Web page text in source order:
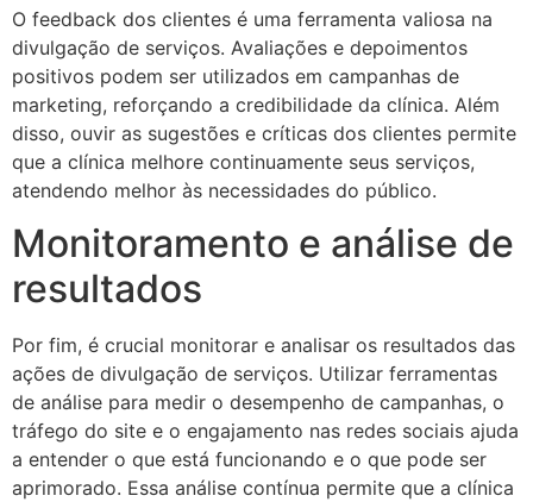
O feedback dos clientes é uma ferramenta valiosa na
divulgação de serviços. Avaliações e depoimentos
positivos podem ser utilizados em campanhas de
marketing, reforçando a credibilidade da clínica. Além
disso, ouvir as sugestões e críticas dos clientes permite
que a clínica melhore continuamente seus serviços,
atendendo melhor às necessidades do público.
Monitoramento e análise de
resultados
Por fim, é crucial monitorar e analisar os resultados das
ações de divulgação de serviços. Utilizar ferramentas
de análise para medir o desempenho de campanhas, o
tráfego do site e o engajamento nas redes sociais ajuda
a entender o que está funcionando e o que pode ser
aprimorado. Essa análise contínua permite que a clínica